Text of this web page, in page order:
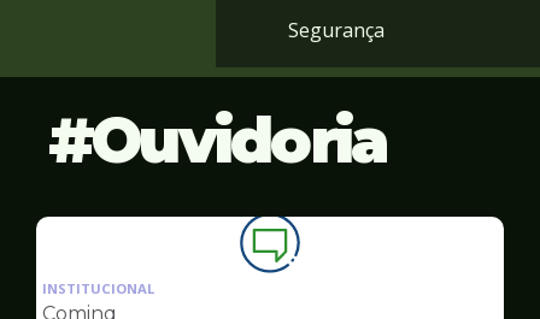
Segurança
Ouvidoria
Ilustração
da
INSTITUCIONAL
Cominq